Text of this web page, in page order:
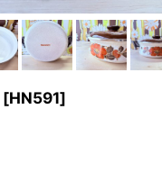
[HN591]